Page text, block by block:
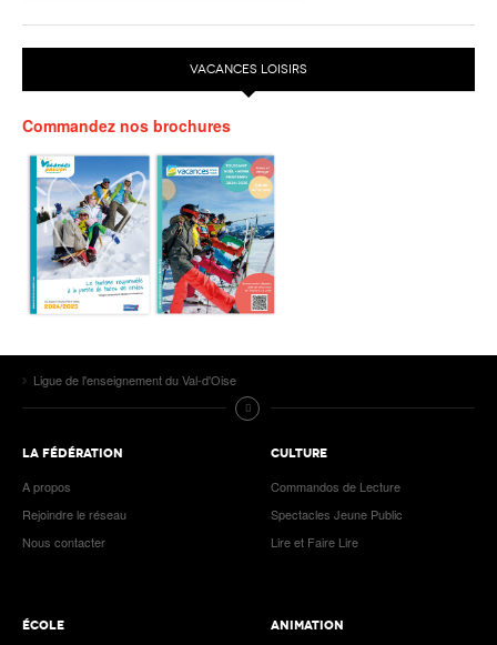
VACANCES LOISIRS
Commandez nos brochures
Ligue de l'enseignement du Val-d'Oise
LA FÉDÉRATION
A propos
Rejoindre le réseau
Nous contacter
CULTURE
Commandos de Lecture
Spectacles Jeune Public
Lire et Faire Lire
ÉCOLE ANIMATION